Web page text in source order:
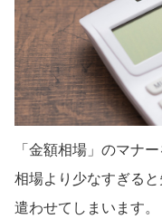
「金額相場」のマナ
相場より少なすぎる
遣わせてしまいます。